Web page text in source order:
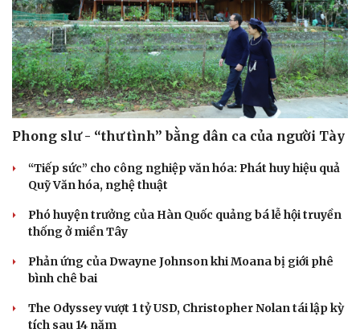
Sức khỏe
Dinh dưỡng - món ngon
Cây thuốc
Sản phụ khoa
Nhi khoa
Nam khoa
Phòng mạch online
Ăn sạch sống khỏe
Đời sống
Nhà đẹp
Blog
Tình yêu - Gia đình
Phong slư - “thư tình” bằng dân ca của người Tày
“Tiếp sức” cho công nghiệp văn hóa: Phát huy hiệu quả
Quỹ Văn hóa, nghệ thuật
Phó huyện trưởng của Hàn Quốc quảng bá lễ hội truyền
thống ở miền Tây
Phản ứng của Dwayne Johnson khi Moana bị giới phê
bình chê bai
The Odyssey vượt 1 tỷ USD, Christopher Nolan tái lập kỳ
tích sau 14 năm